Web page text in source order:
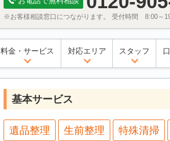
※お客様相談窓口につながります。 受付時間 8:00～
料金・サービス 対応エリア スタッフ
基本サービス
遺品整理 生前整理 特殊清掃